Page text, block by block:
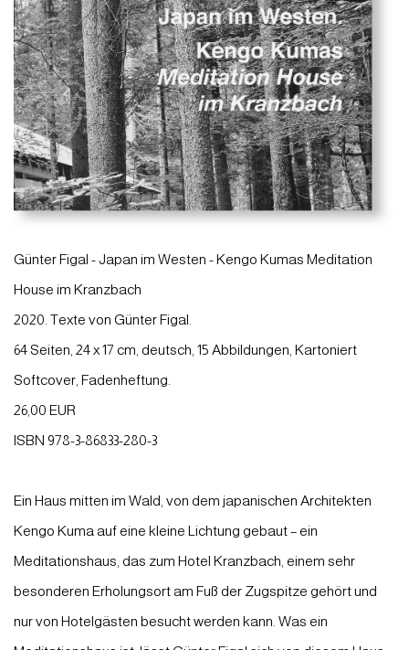
Günter Figal - Japan im Westen - Kengo Kumas Meditation
House im Kranzbach
2020. Texte von Günter Figal.
64 Seiten, 24 x 17 cm, deutsch, 15 Abbildungen, Kartoniert
Softcover, Fadenheftung.
26,00 EUR
ISBN 978-3-86833-280-3
Ein Haus mitten im Wald, von dem japanischen Architekten
Kengo Kuma auf eine kleine Lichtung gebaut – ein
Meditationshaus, das zum Hotel Kranzbach, einem sehr
besonderen Erholungsort am Fuß der Zugspitze gehört und
nur von Hotelgästen besucht werden kann. Was ein